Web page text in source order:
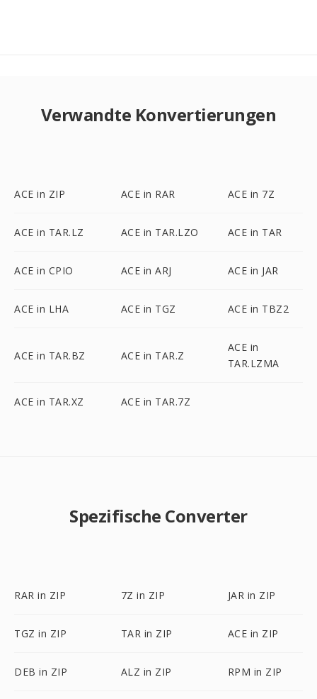
Verwandte Konvertierungen
ACE in ZIP ACE in RAR ACE in 7Z
ACE in TAR.LZ ACE in TAR.LZO ACE in TAR
ACE in CPIO ACE in ARJ ACE in JAR
ACE in LHA ACE in TGZ ACE in TBZ2
ACE in TAR.BZ ACE in TAR.Z
ACE in
TAR.LZMA
ACE in TAR.XZ ACE in TAR.7Z
Spezifische Converter
RAR in ZIP 7Z in ZIP JAR in ZIP
TGZ in ZIP TAR in ZIP ACE in ZIP
DEB in ZIP ALZ in ZIP RPM in ZIP